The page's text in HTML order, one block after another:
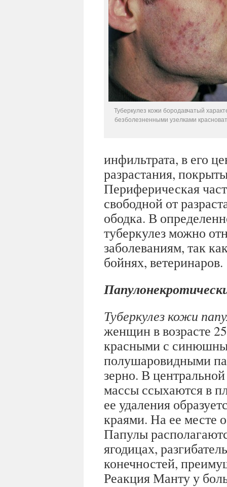
Туберкулез кожи бородавчатый
безболезненными узелками
инфильтрата, в его
разрастания,
Периферическая
свободной от
ободка. В
туберкулез можно
заболеваниям, так
бойнях, ветеринаров.
Туберкулез кожи
женщин в возрасте
красными с
полушаровидными
зерно. В
массы ссыхаются в
ее удаления
краями. На ее месте
Папулы
ягодицах,
конечностей,
Реакция Манту у